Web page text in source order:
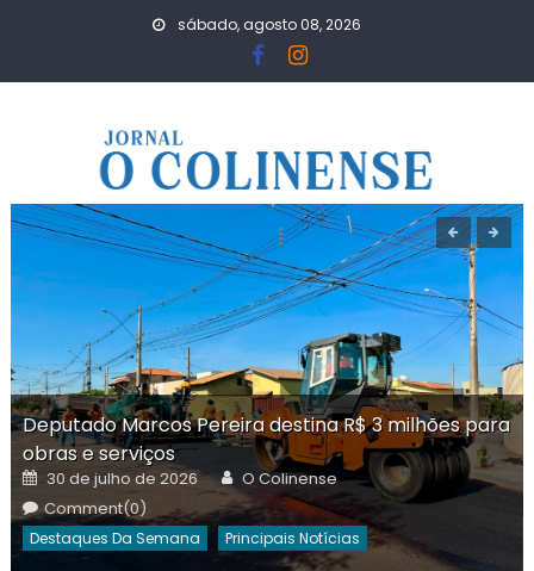
sábado, agosto 08, 2026
Deputado Marcos Pereira destina R$ 3 milhões para
obras e serviços
Posted
on
30 de julho de 2026 Author
O Colinense
Comment(0)
Destaques Da Semana Principais Notícias